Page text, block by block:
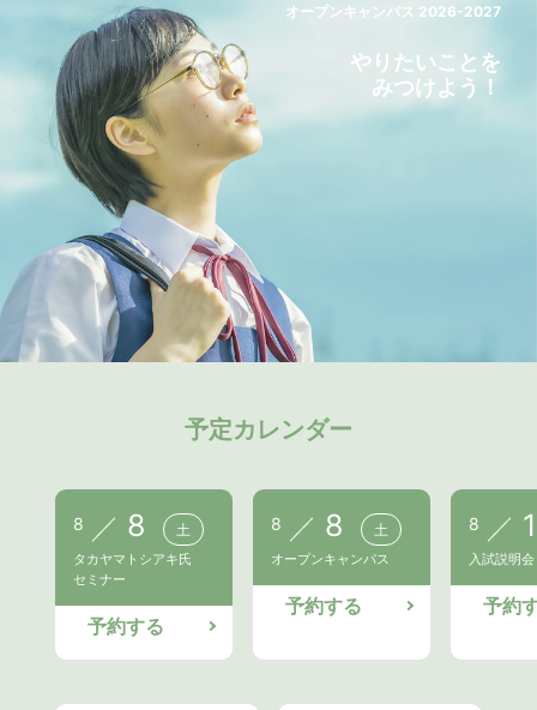
オープンキャンパス 2026-2027
やりたいことを
みつけよう！
予定カレンダー
8 8 土
タカヤマトシアキ氏
セミナー
予約する
8 8 土
オープンキャンパス
予約する
8
入試説明会
予約